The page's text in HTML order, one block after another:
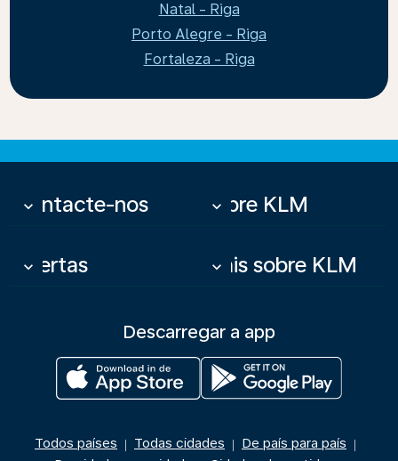
Natal - Riga
Porto Alegre - Riga
Fortaleza - Riga
Contacte-nos
keyboard_arrow_down Sobre KLM
keyboard_arrow_down
Ofertas
keyboard_arrow_down Mais sobre KLM
keyboard_arrow_down
Descarregar a app
Todos países | Todas cidades | De país para país |